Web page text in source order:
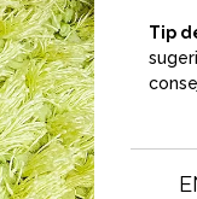
Tip